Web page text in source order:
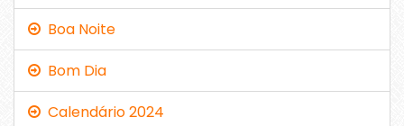
Boa Noite
Bom Dia
Calendário 2024